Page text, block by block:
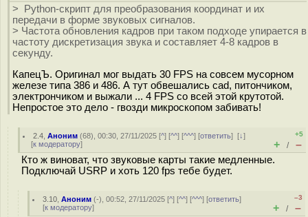
> Python-скрипт для преобразования координат и их
передачи в форме звуковых сигналов.
> Частота обновления кадров при таком подходе упирается в
частоту дискретизация звука и составляет 4-8 кадров в
секунду.
КапецЪ. Оригинал мог выдать 30 FPS на совсем мусорном
железе типа 386 и 486. А тут обвешались cad, питончиком,
электрончиком и выжали ... 4 FPS со всей этой крутотой.
Непростое это дело - гвозди микроскопом забивать!
2.4 ,Аноним (68), 00:30, 27/11/2025 [^] [^^] [^^^] [ответить][↓]
[к модератору]
+5
+ / –
Кто ж виноват, что звуковые карты такие медленные.
Подключай USRP и хоть 120 fps тебе будет.
3.10 ,Аноним (-), 00:52, 27/11/2025 [^] [^^] [^^^] [ответить]
[к модератору]
–3
+ / –